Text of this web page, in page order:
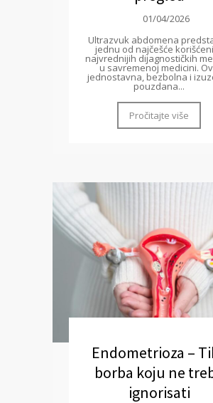
01/04/2026
Ultrazvuk abdomena
jednu od najčešće
najvrednijih dijagnostičkih
u savremenoj medicini.
jednostavna, bezbolna i
pouzdana...
Pročitajte više
Endometrioza –
borba koju ne
ignorisati